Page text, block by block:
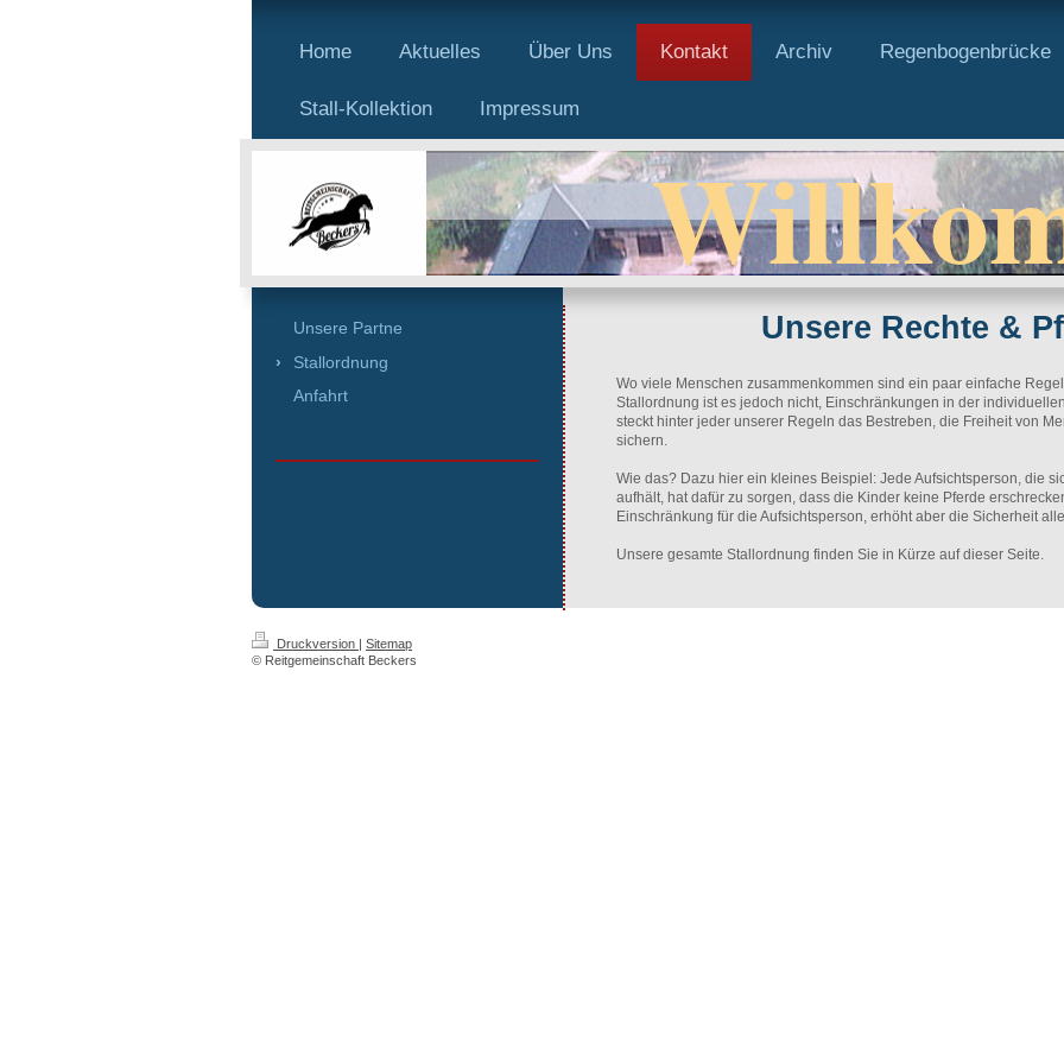
Home Aktuelles Über Uns Kontakt Archiv Regenbogenbrücke
Stall-Kollektion Impressum
Unsere Rechte &
Wo viele Menschen zusammenkommen sind ein paar einfache
Stallordnung ist es jedoch nicht, Einschränkungen in der
steckt hinter jeder unserer Regeln das Bestreben, die Freiheit von
sichern.
Wie das? Dazu hier ein kleines Beispiel: Jede Aufsichtsperson, die
aufhält, hat dafür zu sorgen, dass die Kinder keine Pferde
Einschränkung für die Aufsichtsperson, erhöht aber die Sicherheit
Unsere gesamte Stallordnung finden Sie in Kürze auf dieser Seite.
Unsere Partne
Stallordnung
Anfahrt
Druckversion
Sitemap
© Reitgemeinschaft Beckers